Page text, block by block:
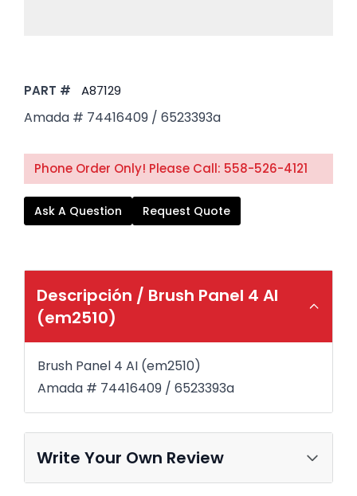
PART # A87129
Amada # 74416409 / 6523393a
Phone Order Only! Please Call: 558-526-4121
Ask A Question Request Quote
Descripción / Brush Panel 4 AI
(em2510)
Brush Panel 4 AI (em2510)
Amada # 74416409 / 6523393a
Write Your Own Review